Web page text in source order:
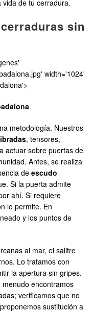
de tu cerradura.
sin
width='1024'
metodología. Nuestros
, tensores,
actuar sobre puertas de
Antes, se realiza
de escudo
Si la puerta admite
ahí. Si requiere
lo permite. En
y los puntos de
al mar, el salitre
Lo tratamos con
la apertura sin gripes.
menudo encontramos
verificamos que no
sustitución a